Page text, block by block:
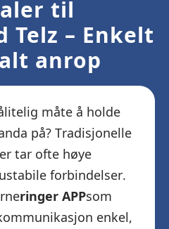
til
Telz – Enkelt
anrop
måte å holde
på? Tradisjonelle
tar ofte høye
forbindelser.
ringer APPsom
enkel,